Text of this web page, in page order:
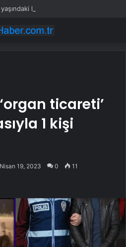
ticareti’
1 kişi
Nisan 19, 2023 0 11